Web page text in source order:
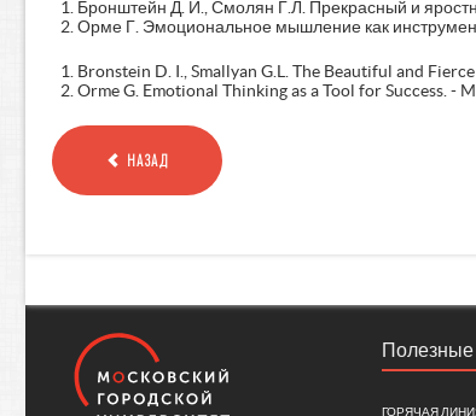
Бронштейн Д. И., Смолян Г.Л. Прекрасный и
Орме Г. Эмоциональное мышление как
Bronstein D. I., Smallyan G.L. The Beautiful and
Orme G. Emotional Thinking as a Tool for Success. -
НАЗАД
Полезные
ГОРЯЧАЯ